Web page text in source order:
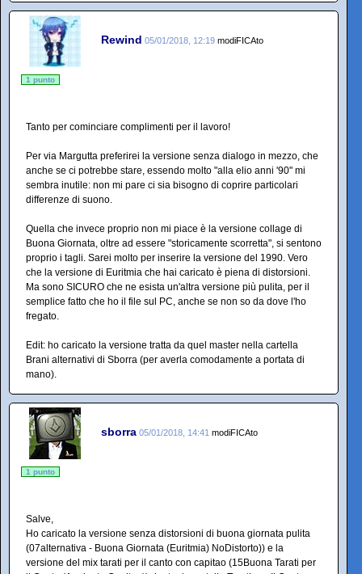
Rewind 05/01/2018, 12:19 modiFICAto
1 punto
Tanto per cominciare complimenti per il lavoro!
Per via Margutta preferirei la versione senza dialogo in mezzo, che
anche se ci potrebbe stare, essendo molto "alla elio anni '90" mi
sembra inutile: non mi pare ci sia bisogno di coprire particolari
differenze di suono.
Quella che invece proprio non mi piace è la versione collage di
Buona Giornata, oltre ad essere "storicamente scorretta", si sentono
proprio i tagli. Sarei molto per inserire la versione del 1990. Vero
che la versione di Euritmia che hai caricato è piena di distorsioni.
Ma sono SICURO che ne esista un'altra versione più pulita, per il
semplice fatto che ho il file sul PC, anche se non so da dove l'ho
fregato.
Edit: ho caricato la versione tratta da quel master nella cartella
Brani alternativi di Sborra (per averla comodamente a portata di
mano).
sborra 05/01/2018, 14:41 modiFICAto
1 punto
Salve,
Ho caricato la versione senza distorsioni di buona giornata pulita
(07alternativa - Buona Giornata (Euritmia) NoDistorto)) e la
versione del mix tarati per il canto con capitao (15Buona Tarati per